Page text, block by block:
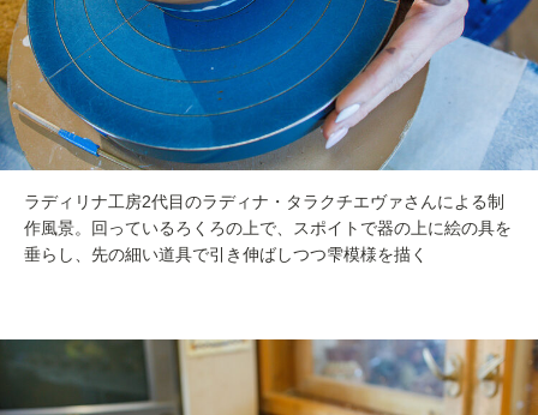
ラディリナ工房2代目のラディナ・タラクチエヴァさんによる制
作風景。回っているろくろの上で、スポイトで器の上に絵の具を
垂らし、先の細い道具で引き伸ばしつつ雫模様を描く